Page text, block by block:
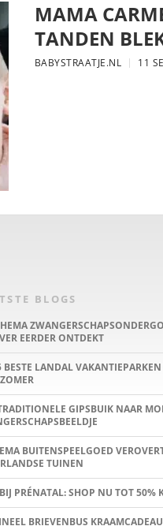
MAMA
TANDEN
BABYSTRAATJE.NL 11
BLOGS
EERDER ONTDEKT
BESTE LANDAL
GIPSBUIK NAAR
BUITENSPEELGOED
TUINEN
PRÉNATAL: SHOP NU TOT 50%
BRIEVENBUS